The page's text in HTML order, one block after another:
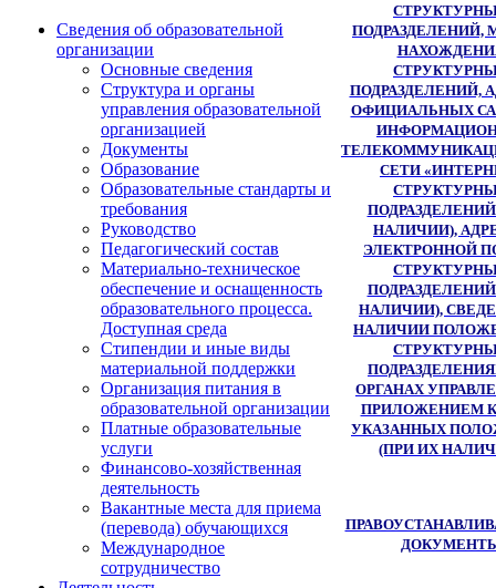
Сведения об образовательной
организации
Основные сведения
Структура и органы
управления образовательной
организацией
Документы
Образование
Образовательные стандарты и
требования
Руководство
Педагогический состав
Материально-техническое
обеспечение и оснащенность
образовательного процесса.
Доступная среда
Стипендии и иные виды
материальной поддержки
Организация питания в
образовательной организации
Платные образовательные
услуги
Финансово-хозяйственная
деятельность
Вакантные места для приема
(перевода) обучающихся
Международное
сотрудничество
ПОДРАЗДЕЛЕНИЙ,
ПОДРАЗДЕЛЕНИЙ,
ОФИЦИАЛЬНЫХ
СЕТИ
НАЛИЧИИ),
ЭЛЕКТРОННОЙ
НАЛИЧИИ),
НАЛИЧИИ
ОРГАНАХ
ПРИЛОЖЕНИЕМ
УКАЗАННЫХ
(ПРИ ИХ